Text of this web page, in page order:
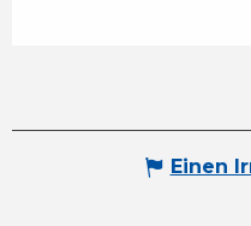
Einen